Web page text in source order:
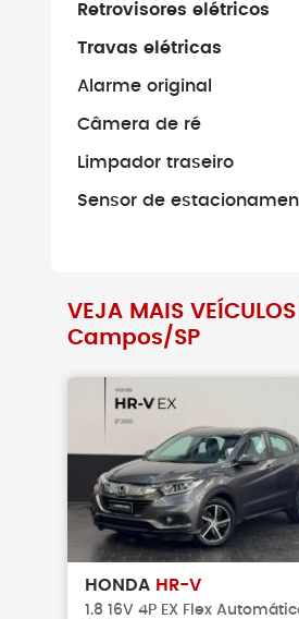
Retrovisores elétricos
Travas elétricas
Alarme original
Câmera de ré
Limpador traseiro
Sensor de
VEJA MAIS
Campos/SP
HONDA HR-V
1.8 16V 4P EX Flex